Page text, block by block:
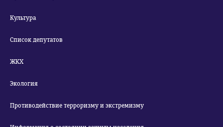
Культура
Список депутатов
ЖКХ
Экология
Противодействие терроризму и экстремизму